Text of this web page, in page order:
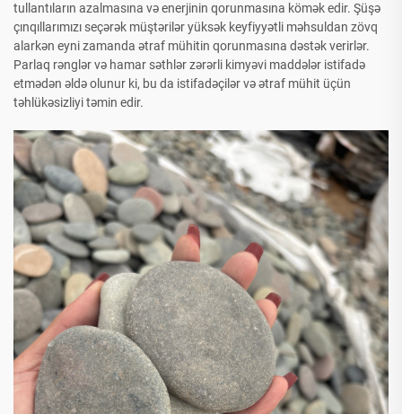
tullantıların azalmasına və enerjinin qorunmasına kömək edir. Şüşə
çınqıllarımızı seçərək müştərilər yüksək keyfiyyətli məhsuldan zövq
alarkən eyni zamanda ətraf mühitin qorunmasına dəstək verirlər.
Parlaq rənglər və hamar səthlər zərərli kimyəvi maddələr istifadə
etmədən əldə olunur ki, bu da istifadəçilər və ətraf mühit üçün
təhlükəsizliyi təmin edir.